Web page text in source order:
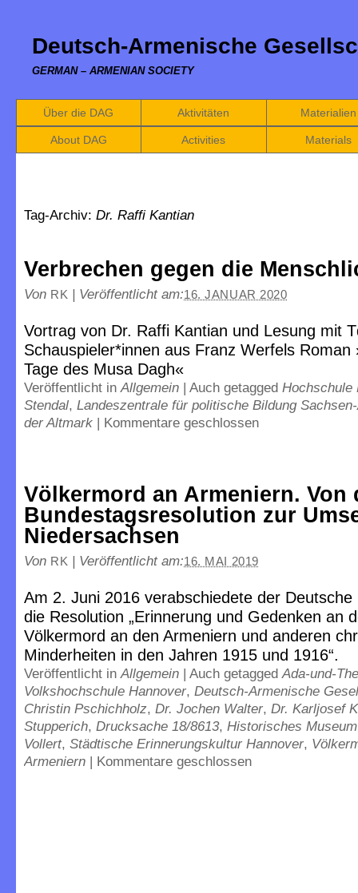
Deutsch-Armenische
GERMAN – ARMENIAN SOCIETY
Über die DAG Aktivitäten Materialien
About DAG Activities Materials
Tag-Archiv: Dr. Raffi Kantian
Verbrechen gegen die
Von RK | Veröffentlicht am:16. JANUAR 2020
Vortrag von Dr. Raffi Kantian und Lesung mit
Schauspieler*innen aus Franz Werfels Roman
Tage des Musa Dagh«
Veröffentlicht inAllgemein | Auch getagged Hochschule
Stendal, Landeszentrale für politische Bildung
der Altmark | Kommentare geschlossen
Völkermord an Armeniern. Von
Bundestagsresolution zur
Niedersachsen
Von RK | Veröffentlicht am:16. MAI 2019
Am 2. Juni 2016 verabschiedete der Deutsche
die Resolution „Erinnerung und Gedenken an
Völkermord an den Armeniern und anderen
Minderheiten in den Jahren 1915 und 1916“.
Veröffentlicht inAllgemein | Auch getaggedAda-und-
Volkshochschule Hannover, Deutsch-Armenische
Christin Pschichholz, Dr. Jochen Walter, Dr. Karljosef
Stupperich, Drucksache 18/8613, Historisches
Vollert, Städtische Erinnerungskultur Hannover,
Armeniern | Kommentare geschlossen